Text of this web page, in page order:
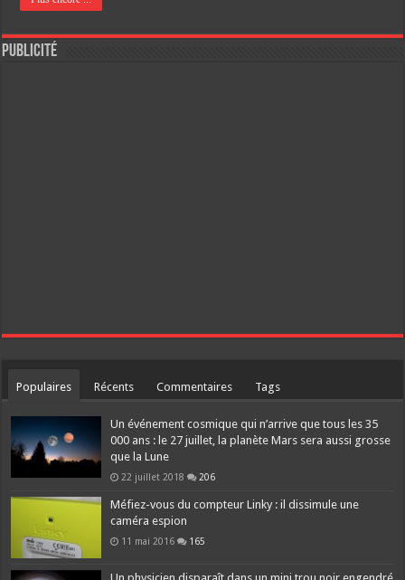
Publicité
Populaires Récents Commentaires Tags
Un événement cosmique qui n’arrive que tous les 35
000 ans : le 27 juillet, la planète Mars sera aussi grosse
que la Lune
22 juillet 2018 206
Méfiez-vous du compteur Linky : il dissimule une
caméra espion
11 mai 2016 165